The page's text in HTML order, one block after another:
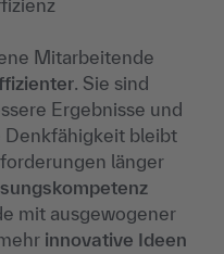
Mitarbeitende
. Sie sind
Ergebnisse und
Denkfähigkeit bleibt
länger
mit ausgewogener
innovative Ideen